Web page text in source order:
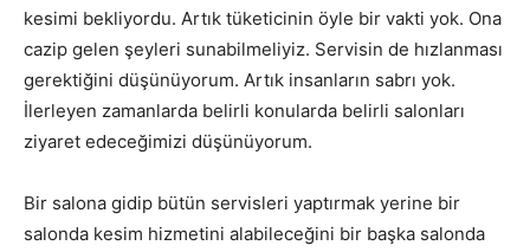
kesimi bekliyordu. Artık tüketicinin öyle bir vakti yok. Ona
cazip gelen şeyleri sunabilmeliyiz. Servisin de hızlanması
gerektiğini düşünüyorum. Artık insanların sabrı yok.
İlerleyen zamanlarda belirli konularda belirli salonları
ziyaret edeceğimizi düşünüyorum.
Bir salona gidip bütün servisleri yaptırmak yerine bir
salonda kesim hizmetini alabileceğini bir başka salonda